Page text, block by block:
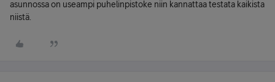
asunnossa on useampi puhelinpistoke niin kannattaa testata kaikista
niistä.